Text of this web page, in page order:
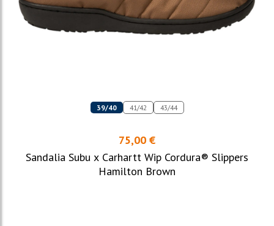
39/40 41/42 43/44
75,00 €
Sandalia Subu x Carhartt Wip Cordura® Slippers
Hamilton Brown